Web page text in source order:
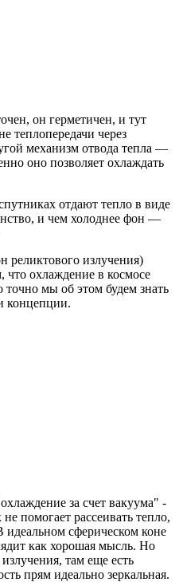
он герметичен, и тут
теплопередачи через
механизм отвода тепла —
оно позволяет охлаждать
отдают тепло в виде
и чем холоднее фон —
реликтового излучения)
что охлаждение в космосе
мы об этом будем знать
концепции.
за счет вакуума" -
помогает рассеивать тепло,
идеальном сферическом коне
как хорошая мысль. Но
там еще есть
прям идеально зеркальная.